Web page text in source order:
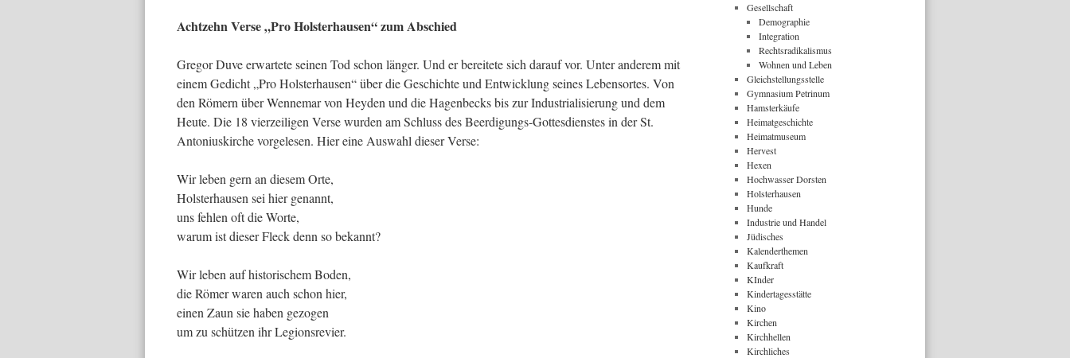
Achtzehn Verse „Pro Holsterhausen“ zum Abschied
Gregor Duve erwartete seinen Tod schon länger. Und er bereitete sich darauf vor. Unter anderem mit
einem Gedicht „Pro Holsterhausen“ über die Geschichte und Entwicklung seines Lebensortes. Von
den Römern über Wennemar von Heyden und die Hagenbecks bis zur Industrialisierung und dem
Heute. Die 18 vierzeiligen Verse wurden am Schluss des Beerdigungs-Gottesdienstes in der St.
Antoniuskirche vorgelesen. Hier eine Auswahl dieser Verse:
Wir leben gern an diesem Orte,
Holsterhausen sei hier genannt,
uns fehlen oft die Worte,
warum ist dieser Fleck denn so bekannt?
Wir leben auf historischem Boden,
die Römer waren auch schon hier,
einen Zaun sie haben gezogen
um zu schützen ihr Legionsrevier.
Gesellschaft
Demographie
Integration
Rechtsradikalismus
Wohnen und Leben
Gleichstellungsstelle
Gymnasium Petrinum
Hamsterkäufe
Heimatgeschichte
Heimatmuseum
Hervest
Hexen
Hochwasser Dorsten
Holsterhausen
Hunde
Industrie und Handel
Jüdisches
Kalenderthemen
Kaufkraft
KInder
Kindertagesstätte
Kino
Kirchen
Kirchhellen
Kirchliches